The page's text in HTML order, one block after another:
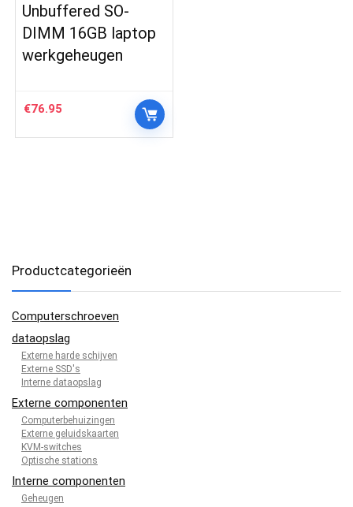
Unbuffered SO-
DIMM 16GB laptop
werkgeheugen
€76.95
Productcategorieën
Computerschroeven
dataopslag
Externe harde schijven
Externe SSD's
Interne dataopslag
Externe componenten
Computerbehuizingen
Externe geluidskaarten
KVM-switches
Optische stations
Interne componenten
Geheugen